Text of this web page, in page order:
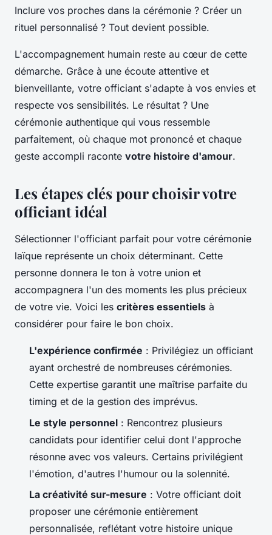
Inclure vos proches dans la cérémonie ? Créer un
rituel personnalisé ? Tout devient possible.
L'accompagnement humain reste au cœur de cette
démarche. Grâce à une écoute attentive et
bienveillante, votre officiant s'adapte à vos envies et
respecte vos sensibilités. Le résultat ? Une
cérémonie authentique qui vous ressemble
parfaitement, où chaque mot prononcé et chaque
geste accompli raconte votre histoire d'amour.
Les étapes clés pour choisir votre
officiant idéal
Sélectionner l'officiant parfait pour votre cérémonie
laïque représente un choix déterminant. Cette
personne donnera le ton à votre union et
accompagnera l'un des moments les plus précieux
de votre vie. Voici les critères essentiels à
considérer pour faire le bon choix.
L'expérience confirmée : Privilégiez un officiant
ayant orchestré de nombreuses cérémonies.
Cette expertise garantit une maîtrise parfaite du
timing et de la gestion des imprévus.
Le style personnel : Rencontrez plusieurs
candidats pour identifier celui dont l'approche
résonne avec vos valeurs. Certains privilégient
l'émotion, d'autres l'humour ou la solennité.
La créativité sur-mesure : Votre officiant doit
proposer une cérémonie entièrement
personnalisée, reflétant votre histoire unique